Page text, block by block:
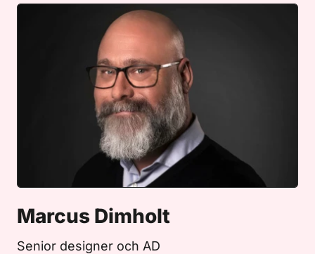
Marcus Dimholt
Senior designer och AD